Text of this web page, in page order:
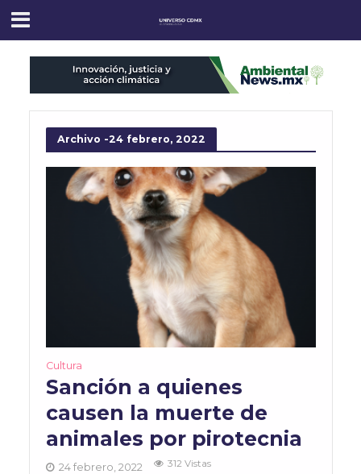
Archivo -24 febrero, 2022
Cultura
Sanción a quienes
causen la muerte de
animales por pirotecnia
24 febrero, 2022
312 Vistas